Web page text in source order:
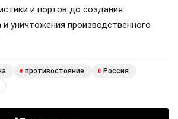
и портов до создания
и уничтожения производственного
# противостояние # Россия